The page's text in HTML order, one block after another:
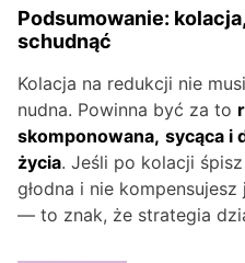
Podsumowanie:
schudnąć
Kolacja na redukcji nie
nudna. Powinna być za to
skomponowana, sycąca i
życia. Jeśli po kolacji
głodna i nie
— to znak, że strategia